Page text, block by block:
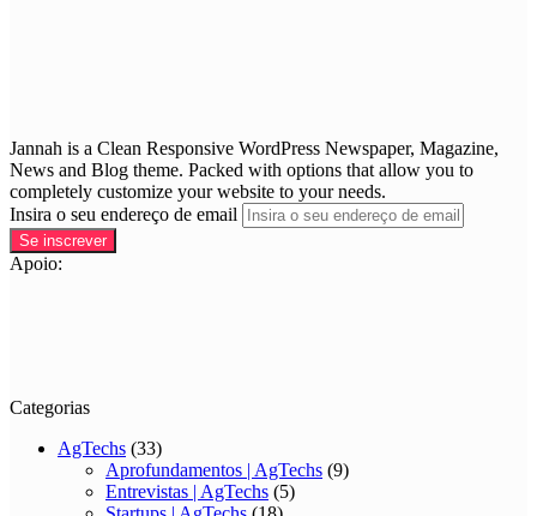
Jannah is a Clean Responsive WordPress Newspaper, Magazine,
News and Blog theme. Packed with options that allow you to
completely customize your website to your needs.
Insira o seu endereço de email
Apoio:
Categorias
AgTechs (33)
Aprofundamentos | AgTechs (9)
Entrevistas | AgTechs (5)